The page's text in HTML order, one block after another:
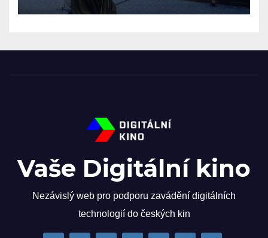
Vaše Digitální kino
Nezávislý web pro podporu zavádění digitálních
technologií do českých kin